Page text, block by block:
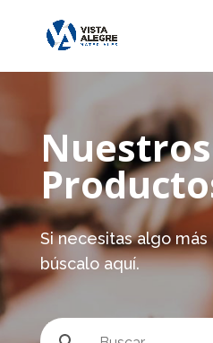
Nuestros
Si necesitas algo más
búscalo aquí.